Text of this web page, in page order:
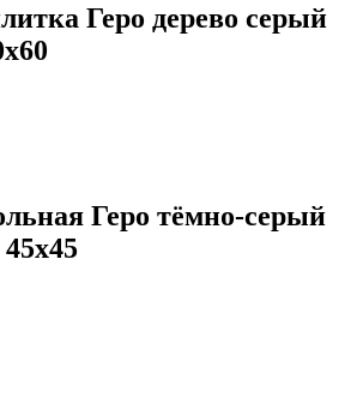
Геро дерево серый
Геро тёмно-серый